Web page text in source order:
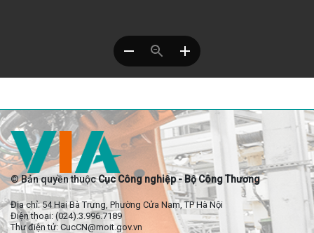
© Bản quyền thuộcCục Công nghiệp - Bộ Công Thương
Địa chỉ: 54 Hai Bà Trưng, Phường Cửa Nam, TP Hà Nội
Điện thoại: (024).3.996.7189
Thư điện tử: CucCN@moit.gov.vn